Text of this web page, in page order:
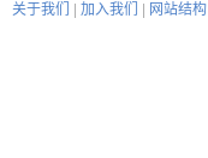
关于我们 加入我们 网站结构